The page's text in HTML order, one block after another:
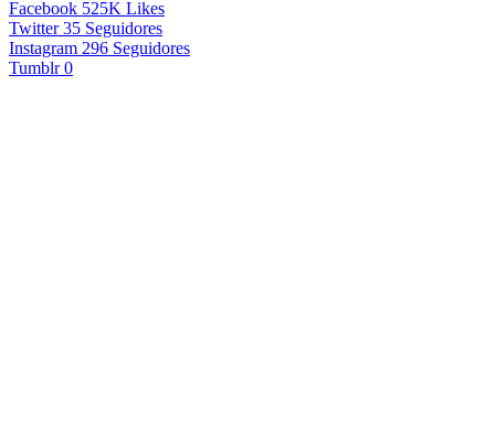
Facebook 525K Likes
Twitter 35 Seguidores
Instagram 296 Seguidores
Tumblr 0